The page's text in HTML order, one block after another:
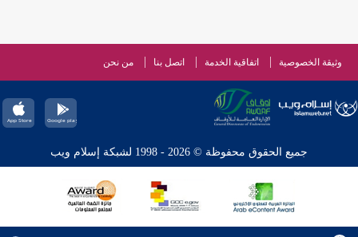
وثيقة الخصوصية اتفاقية الخدمة اتصل بنا من نحن
جميع الحقوق محفوظة © 2026 - 1998 لشبكة إسلام ويب